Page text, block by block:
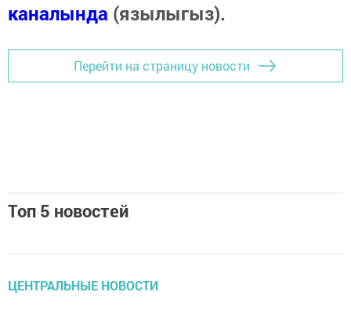
каналында (язылыгыз).
Перейти на страницу новости
Топ 5 новостей
ЦЕНТРАЛЬНЫЕ НОВОСТИ